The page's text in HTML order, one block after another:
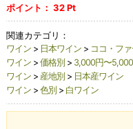
ポイント： 32Pt
関連カテゴリ：
ワイン> 日本ワイン> ココ・フ
ワイン> 価格別 > 3,000円〜
ワイン> 産地別 > 日本産ワイン
ワイン> 色別 > 白ワイン